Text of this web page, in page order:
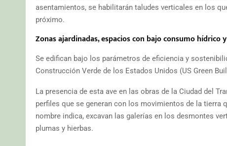
asentamientos, se habilitarán taludes verticales en los
próximo.
Zonas ajardinadas, espacios con bajo consumo hídrico
Se edifican bajo los parámetros de eficiencia y
Construcción Verde de los Estados Unidos (US Green
La presencia de esta ave en las obras de la Ciudad del
perfiles que se generan con los movimientos de la tierra
nombre indica, excavan las galerías en los desmontes
plumas y hierbas.